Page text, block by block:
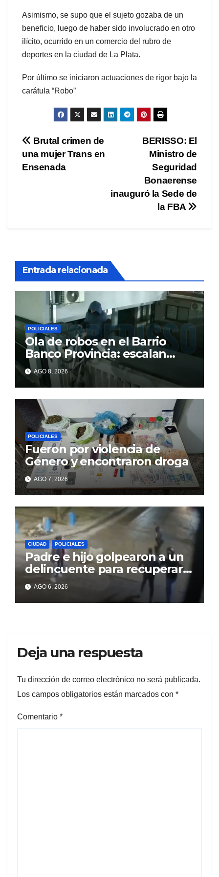
Asimismo, se supo que el sujeto gozaba de un
beneficio, luego de haber sido involucrado en otro
ilícito, ocurrido en un comercio del rubro de
deportes en la ciudad de La Plata.
Por último se iniciaron actuaciones de rigor bajo la
carátula “Robo”
Navegación
de
BERISSO: El
Ministro de
Seguridad
Bonaerense
inauguró la Sede de
la FBA
Brutal crimen de
una mujer Trans en
Ensenada
Entrada relacionada
POLICIALES
Ola de robos en el Barrio
Banco Provincia: escalan
paredes en la noche y nadie
responde
AGO 8, 2026
POLICIALES
Fueron por violencia de
Género y encontraron droga
AGO 7, 2026
CIUDAD POLICIALES
Padre e hijo golpearon a un
delincuente para recuperar
un celular robado en Berisso
AGO 6, 2026
Deja una respuesta
Tu dirección de correo electrónico no será publicada.
Los campos obligatorios están marcados con *
Comentario *